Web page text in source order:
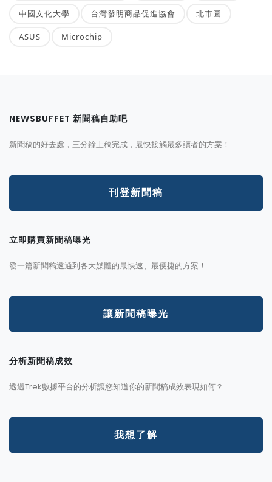
中國文化大學 台灣發明商品促進協會 北市圖
ASUS Microchip
NEWSBUFFET 新聞稿自助吧
新聞稿的好去處，三分鐘上稿完成，最快接觸最多讀者的方案！
刊登新聞稿
立即購買新聞稿曝光
發一篇新聞稿透通到各大媒體的最快速、最便捷的方案！
讓新聞稿曝光
分析新聞稿成效
透過Trek數據平台的分析讓您知道你的新聞稿成效表現如何？
我想了解